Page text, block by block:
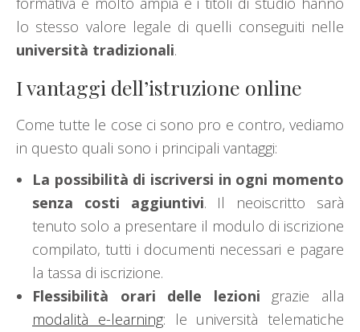
lo stesso valore legale di quelli conseguiti nelle
università tradizionali.
I vantaggi dell’istruzione online
Come tutte le cose ci sono pro e contro, vediamo
in questo quali sono i principali vantaggi:
La possibilità di iscriversi in ogni momento
senza costi aggiuntivi. Il neoiscritto sarà
tenuto solo a presentare il modulo di iscrizione
compilato, tutti i documenti necessari e pagare
la tassa di iscrizione.
Flessibilità orari delle lezioni grazie alla
modalità e-learning: le università telematiche